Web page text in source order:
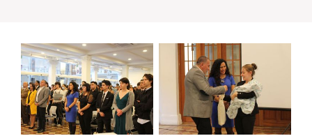
Postgrado
Formación Continua
Estudiantes